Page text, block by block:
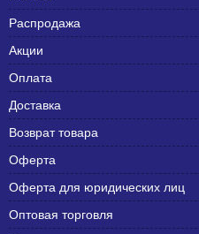
Распродажа
Акции
Оплата
Доставка
Возврат товара
Оферта
Оферта для юридических лиц
Оптовая торговля